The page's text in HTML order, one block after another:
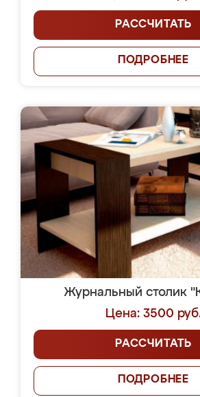
РАССЧИТАТЬ
ПОДРОБНЕЕ
Журнальный столик
Цена: 3500
РАССЧИТАТЬ
ПОДРОБНЕЕ